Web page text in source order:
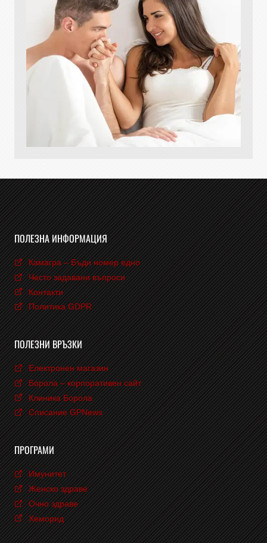
ПОЛЕЗНА ИНФОРМАЦИЯ
Камагра – Бъди номер едно
Често задавани въпроси
Контакти
Политика GDPR
ПОЛЕЗНИ ВРЪЗКИ
Електронен магазин
Борола – корпоративен сайт
Клиника Борола
Списание GPNews
ПРОГРАМИ
Имунитет
Женско здраве
Очно здраве
Хеморид